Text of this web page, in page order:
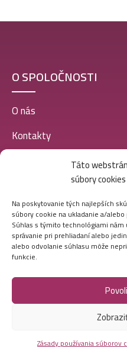
Táto
súbory cookies
Na poskytovanie tých najlepších
súbory cookie na ukladanie a/
Súhlas s týmito technológiami
správanie pri prehliadaní alebo
alebo odvolanie súhlasu môže
funkcie.
Zásady používania súborov
O SPOLOČNOSTI
O nás
Kontakty
VEĽKOOBCHOD
Ako postupovať
Registrácia
Veľkoobchod